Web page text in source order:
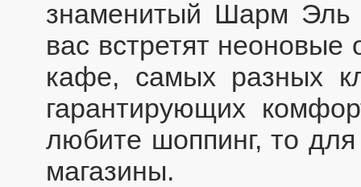
знаменитый Шарм Эль
вас встретят неоновые
кафе, самых разных
гарантирующих
любите шоппинг, то
магазины.